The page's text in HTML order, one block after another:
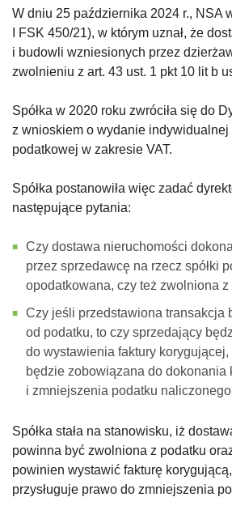
W dniu 25 października 2024 r., NSA
I FSK 450/21), w którym uznał, że
i budowli wzniesionych przez
zwolnieniu z art. 43 ust. 1 pkt 10 lit b
Spółka w 2020 roku zwróciła się do
z wnioskiem o wydanie indywidualnej
podatkowej w zakresie VAT.
Spółka postanowiła więc zadać
następujące pytania:
Czy dostawa nieruchomości
przez sprzedawcę na rzecz spółki
opodatkowana, czy też zwolniona z
Czy jeśli przedstawiona transakcja
od podatku, to czy sprzedający
do wystawienia faktury korygującej,
będzie zobowiązana do dokonania
i zmniejszenia podatku
Spółka stała na stanowisku, iż
powinna być zwolniona z podatku
powinien wystawić fakturę
przysługuje prawo do zmniejszenia